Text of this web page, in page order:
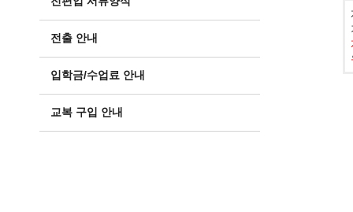
전출 안내
입학금/수업료 안내
교복 구입 안내